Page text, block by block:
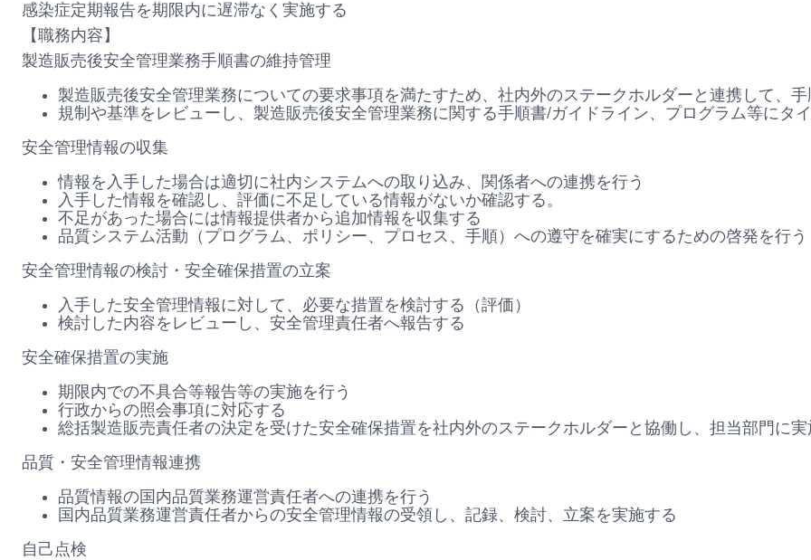
感染症定期報告を期限内に遅滞なく実施する
【職務内容】
製造販売後安全管理業務手順書の維持管理
製造販売後安全管理業務についての要求事項を満たすため、社内外のステークホルダーと連携して、
規制や基準をレビューし、製造販売後安全管理業務に関する手順書/ガイドライン、プログラム等にタ
安全管理情報の収集
情報を入手した場合は適切に社内システムへの取り込み、関係者への連携を行う
入手した情報を確認し、評価に不足している情報がないか確認する。
不足があった場合には情報提供者から追加情報を収集する
品質システム活動（プログラム、ポリシー、プロセス、手順）への遵守を確実にするための啓発を行う
安全管理情報の検討・安全確保措置の立案
入手した安全管理情報に対して、必要な措置を検討する（評価）
検討した内容をレビューし、安全管理責任者へ報告する
安全確保措置の実施
期限内での不具合等報告等の実施を行う
行政からの照会事項に対応する
総括製造販売責任者の決定を受けた安全確保措置を社内外のステークホルダーと協働し、担当部門に
品質・安全管理情報連携
品質情報の国内品質業務運営責任者への連携を行う
国内品質業務運営責任者からの安全管理情報の受領し、記録、検討、立案を実施する
自己点検